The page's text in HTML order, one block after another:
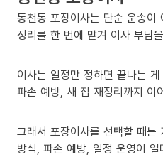
동천동 포장이사는 단순 운송이
정리를 한 번에 맡겨 이사 부담
이사는 일정만 정하면 끝나는
파손 예방, 새 집 재정리까지 이
그래서 포장이사를 선택할 때는
방식, 파손 예방, 일정 운영이